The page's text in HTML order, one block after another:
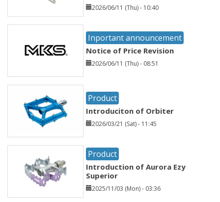
2026/06/11 (Thu) - 10:40
Inportant announcement
Notice of Price Revision
2026/06/11 (Thu) - 08:51
Product
Introduciton of Orbiter
2026/03/21 (Sat) - 11:45
Product
Introduction of Aurora Ezy
Superior
2025/11/03 (Mon) - 03:36